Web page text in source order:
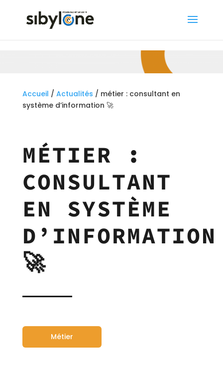
Accueil / Actualités / métier : consultant en
système d’information 🚀
MÉTIER :
CONSULTANT
EN SYSTÈME
D’INFORMATION
🚀
Métier